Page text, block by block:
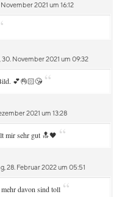
2021 um 16:12
November 2021 um 09:32
💕👌🏻😘 “
2021 um 13:28
mir sehr gut 🔝🖤 “
28. Februar 2022 um 05:51
davon sind toll “